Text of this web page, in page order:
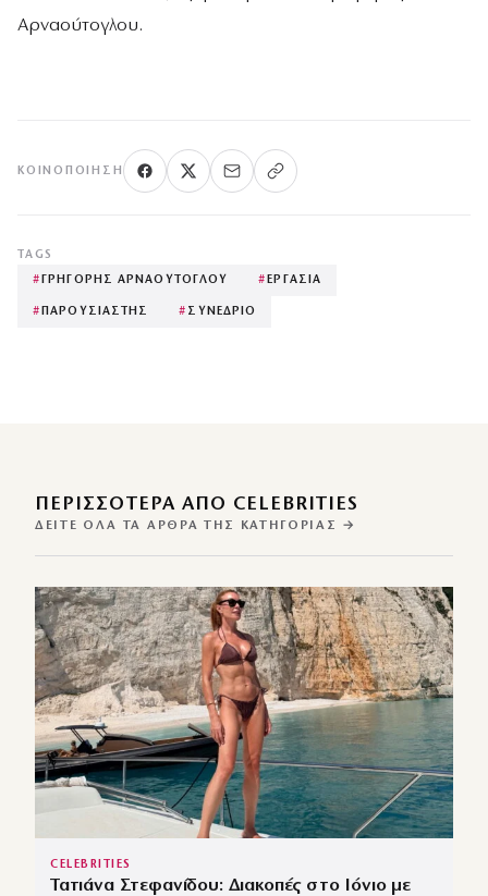
Αρναούτογλου.
ΚΟΙΝΟΠΟΊΗΣΗ
TAGS
#ΓΡΗΓΟΡΗΣ ΑΡΝΑΟΥΤΟΓΛΟΥ #ΕΡΓΑΣΙΑ
#ΠΑΡΟΥΣΙΑΣΤΗΣ # ΣΥΝΕΔΡΙΟ
ΠΕΡΙΣΣΌΤΕΡΑ ΑΠΌ CELEBRITIES
ΔΕΊΤΕ ΌΛΑ ΤΑ ΆΡΘΡΑ ΤΗΣ ΚΑΤΗΓΟΡΊΑΣ →
CELEBRITIES
Τατιάνα Στεφανίδου: Διακοπές στο Ιόνιο με